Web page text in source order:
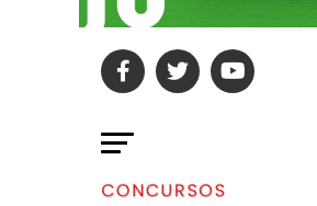
CONCURSOS